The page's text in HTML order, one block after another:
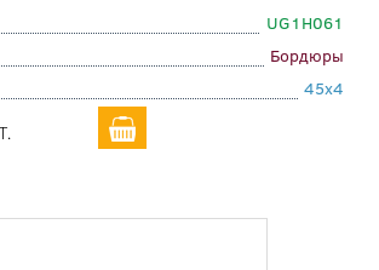
UG1H061
Бордюры
45x4